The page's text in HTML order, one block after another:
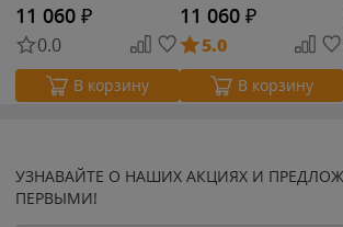
11 060 ₽
0.0
В корзину
11 060 ₽
5.0
В корзину
УЗНАВАЙТЕ О НАШИХ АКЦИЯХ И
ПЕРВЫМИ!